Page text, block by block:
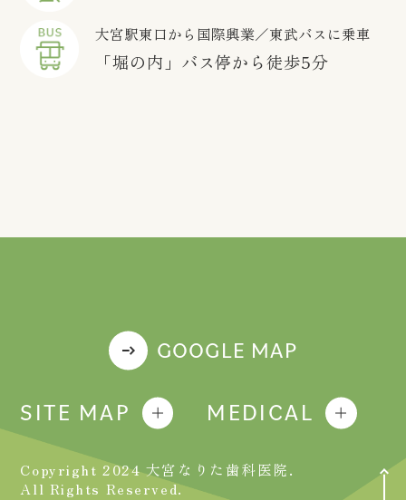
大宮駅東口から国際興業／東武バスに乗車
「堀の内」バス停から徒歩5分
GOOGLE MAP
SITE MAP MEDICAL
Copyright 2024 大宮なりた歯科医院.
All Rights Reserved.